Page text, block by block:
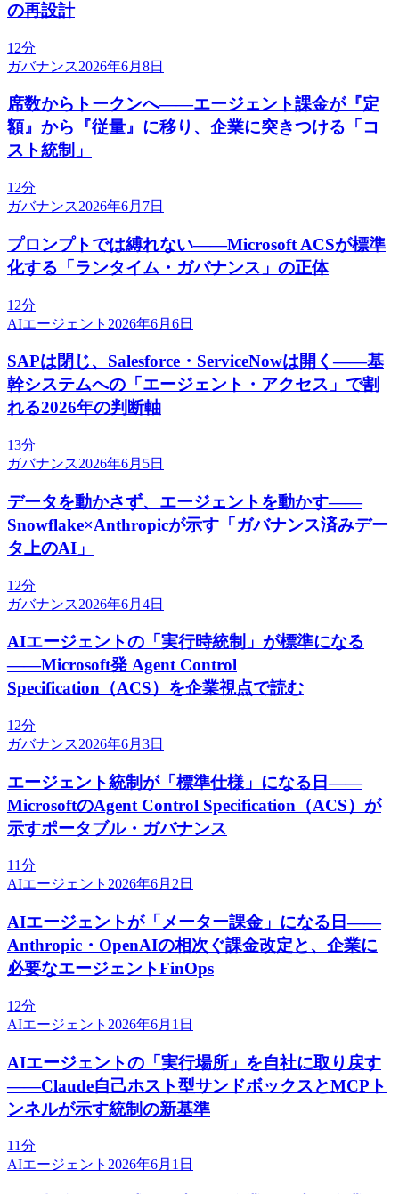
の再設計
12分
ガバナンス2026年6月8日
席数からトークンへ——エージェント課金が『定
額』から『従量』に移り、企業に突きつける「コ
スト統制」
12分
ガバナンス2026年6月7日
プロンプトでは縛れない——Microsoft ACSが標準
化する「ランタイム・ガバナンス」の正体
12分
AIエージェント 2026年6月6日
SAPは閉じ、Salesforce・ServiceNowは開く——基
幹システムへの「エージェント・アクセス」で割
れる2026年の判断軸
13分
ガバナンス2026年6月5日
データを動かさず、エージェントを動かす——
Snowflake×Anthropicが示す「ガバナンス済みデー
タ上のAI」
12分
ガバナンス2026年6月4日
AIエージェントの「実行時統制」が標準になる
——Microsoft発 Agent Control
Specification（ACS）を企業視点で読む
12分
ガバナンス2026年6月3日
エージェント統制が「標準仕様」になる日——
MicrosoftのAgent Control Specification（ACS）が
示すポータブル・ガバナンス
11分
AIエージェント 2026年6月2日
AIエージェントが「メーター課金」になる日——
Anthropic・OpenAIの相次ぐ課金改定と、企業に
必要なエージェントFinOps
12分
AIエージェント 2026年6月1日
AIエージェントの「実行場所」を自社に取り戻す
——Claude自己ホスト型サンドボックスとMCPト
ンネルが示す統制の新基準
11分
AIエージェント 2026年6月1日